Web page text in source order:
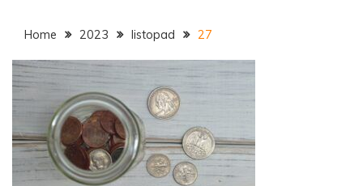
Home 2023 listopad 27